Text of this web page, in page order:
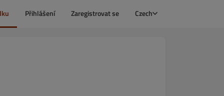
Přihlášení Zaregistrovat se Czech